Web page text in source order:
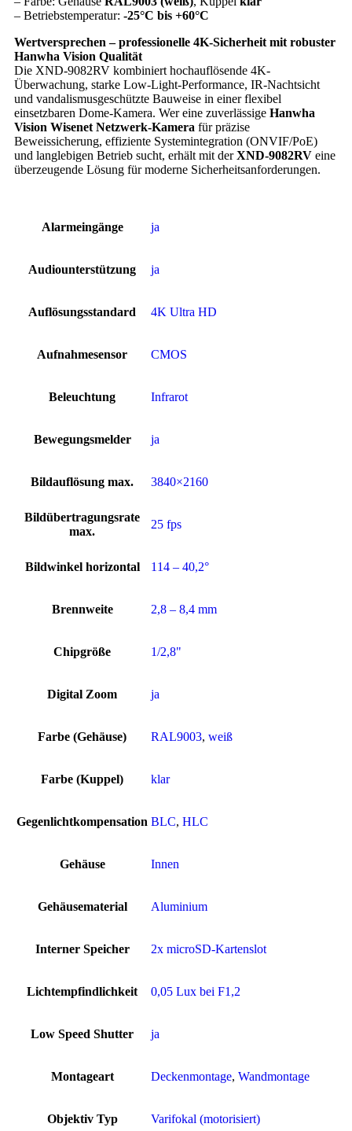
– Betriebstemperatur: -25°C bis +60°C
Wertversprechen – professionelle 4K-Sicherheit mit robuster
Hanwha Vision Qualität
Die XND-9082RV kombiniert hochauflösende 4K-
Überwachung, starke Low-Light-Performance, IR-Nachtsicht
und vandalismusgeschützte Bauweise in einer flexibel
einsetzbaren Dome-Kamera. Wer eine zuverlässige Hanwha
Vision Wisenet Netzwerk-Kamera für präzise
Beweissicherung, effiziente Systemintegration (ONVIF/PoE)
und langlebigen Betrieb sucht, erhält mit derXND-9082RV eine
überzeugende Lösung für moderne Sicherheitsanforderungen.
Alarmeingänge ja
Audiounterstützung ja
Auflösungsstandard 4K Ultra HD
Aufnahmesensor CMOS
Beleuchtung Infrarot
Bewegungsmelder ja
Bildauflösung max. 3840×2160
Bildübertragungsrate
max.
25 fps
Bildwinkel horizontal 114 – 40,2°
Brennweite 2,8 – 8,4 mm
Chipgröße 1/2,8"
Digital Zoom ja
Farbe (Gehäuse) RAL9003, weiß
Farbe (Kuppel) klar
Gegenlichtkompensation BLC, HLC
Gehäuse Innen
Gehäusematerial Aluminium
Interner Speicher 2x microSD-Kartenslot
Lichtempfindlichkeit 0,05 Lux bei F1,2
Low Speed Shutter ja
Montageart Deckenmontage, Wandmontage
Objektiv Typ Varifokal (motorisiert)